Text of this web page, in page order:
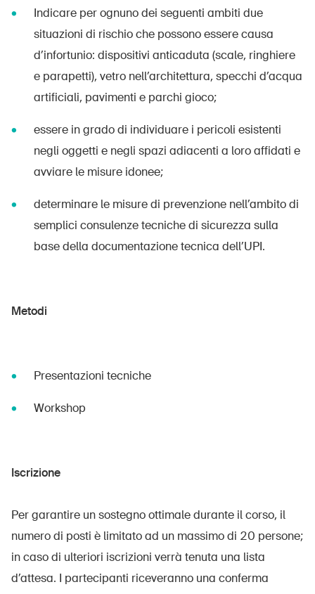
Indicare per ognuno dei seguenti ambiti due
situazioni di rischio che possono essere causa
d’infortunio: dispositivi anticaduta (scale, ringhiere
e parapetti), vetro nell’architettura, specchi d’acqua
artificiali, pavimenti e parchi gioco;
essere in grado di individuare i pericoli esistenti
negli oggetti e negli spazi adiacenti a loro affidati e
avviare le misure idonee;
determinare le misure di prevenzione nell’ambito di
semplici consulenze tecniche di sicurezza sulla
base della documentazione tecnica dell’UPI.
Metodi
Presentazioni tecniche
Workshop
Iscrizione
Per garantire un sostegno ottimale durante il corso, il
numero di posti è limitato ad un massimo di 20 persone;
in caso di ulteriori iscrizioni verrà tenuta una lista
d’attesa. I partecipanti riceveranno una conferma